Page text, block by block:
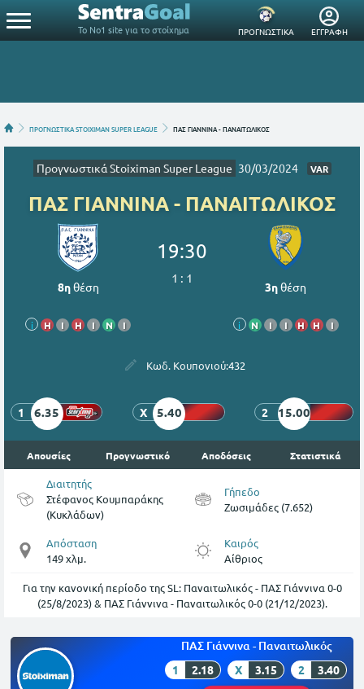
Το Νο1 site για το στοίχημα ΠΡΟΓΝΩΣΤΙΚΑ ΕΓΓΡΑΦΗ
ΠΡΟΓΝΩΣΤΙΚΑ STOIXIMAN SUPER LEAGUE ΠΑΣ ΓΙΑΝΝΙΝΑ - ΠΑΝΑΙΤΩΛΙΚΟΣ
Προγνωστικά Stoiximan Super League 30/03/2024 VAR
ΠΑΣ ΓΙΑΝΝΙΝΑ - ΠΑΝΑΙΤΩΛΙΚΟΣ
8ηθέση
i Η Ι Η Ι Ν Ι
19:30
1 : 1
3ηθέση
i Ν Ι Ι Η Η Ι
Κωδ. Κουπονιού:432
1 6.35 X 5.40 2 15.00
Απουσίες Προγνωστικό Αποδόσεις Στατιστικά
Διαιτητής
Στέφανος Κουμπαράκης
(Κυκλάδων)
Γήπεδο
Ζωσιμάδες (7.652)
Απόσταση
149 χλμ.
Καιρός
Αίθριος
Για την κανονική περίοδο της SL: Παναιτωλικός - ΠΑΣ Γιάννινα 0-0
(25/8/2023) & ΠΑΣ Γιάννινα - Παναιτωλικός 0-0 (21/12/2023).
ΠΑΣ Γιάννινα - Παναιτωλικός
1 2.18 X 3.15 2 3.40